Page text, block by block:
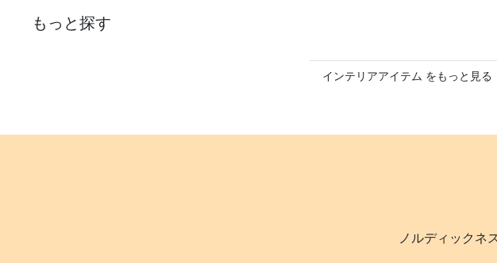
もっと探す
インテリアアイテム をもっと見る
ノルディックネ